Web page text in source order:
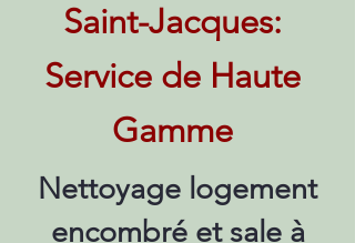
Saint-Jacques:
Service de Haute
Gamme
Nettoyage logement
encombré et sale à